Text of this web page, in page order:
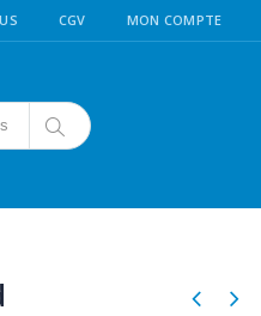
CGV MON COMPTE